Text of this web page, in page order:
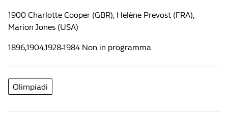
1900 Charlotte Cooper (GBR), Helène Prevost (FRA),
Marion Jones (USA)
1896,1904,1928-1984 Non in programma
Olimpiadi